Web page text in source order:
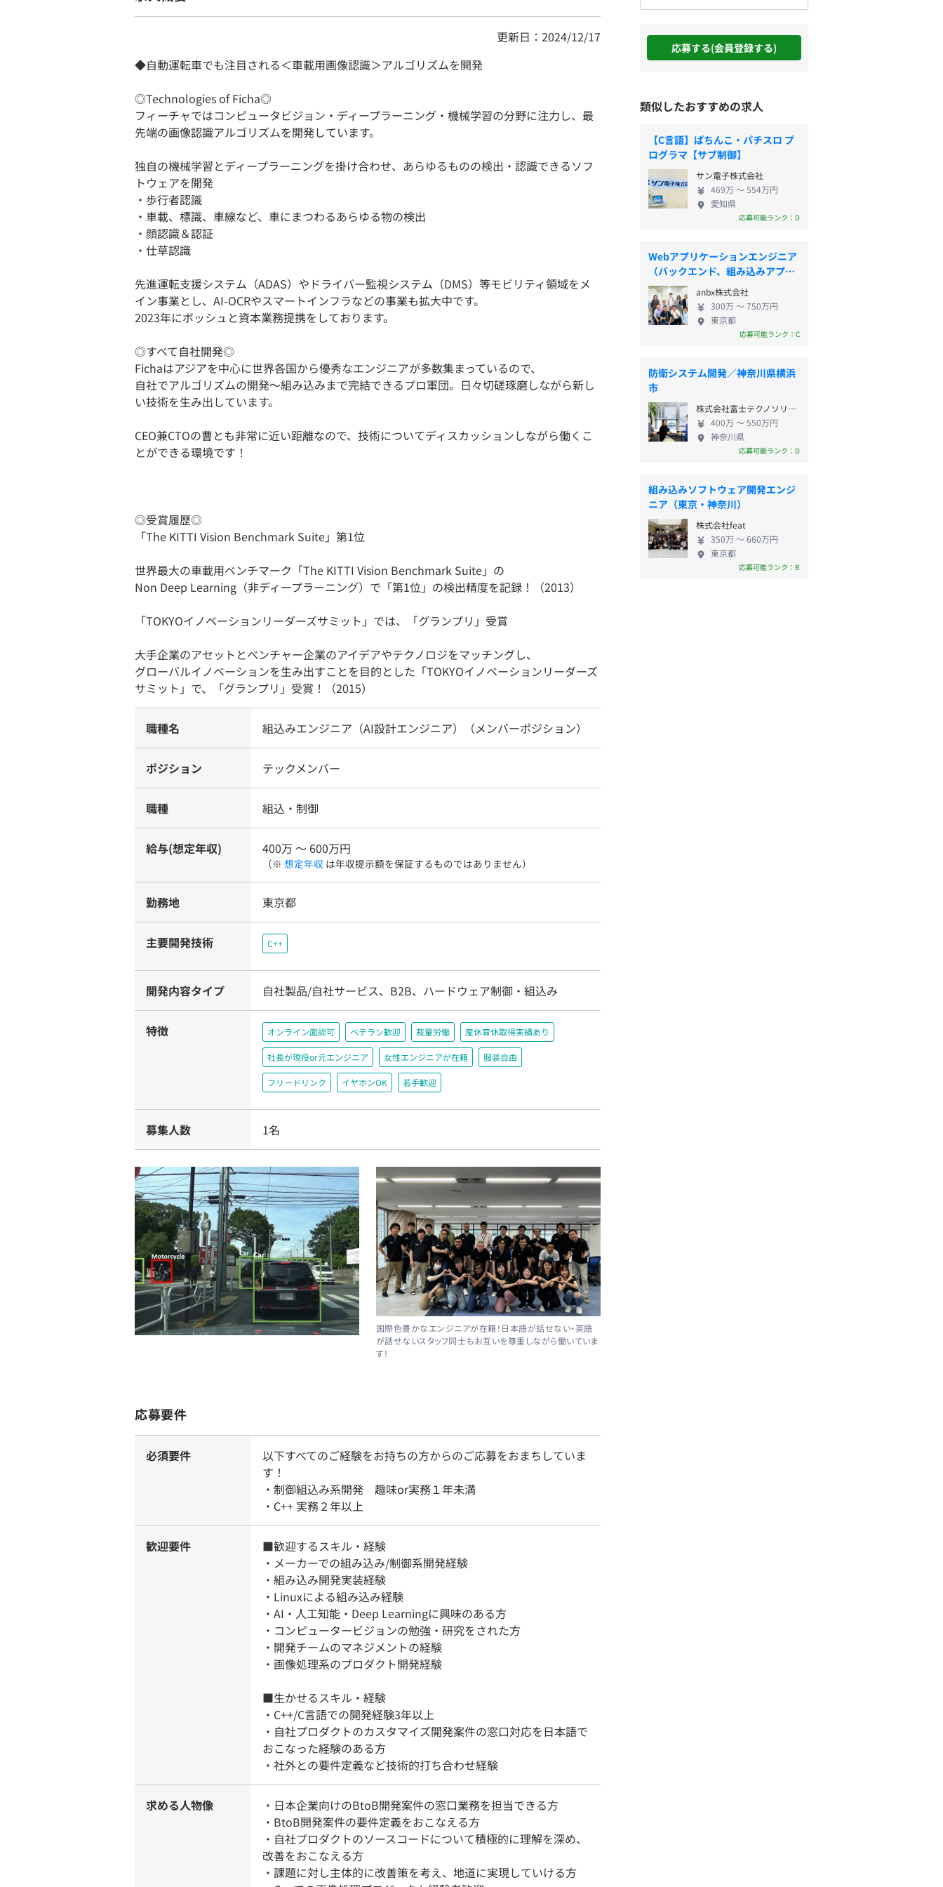
更新日：2024/12/17
◆自動運転車でも注目される＜車載用画像認識＞アルゴリズムを開発
◎Technologies of Ficha◎
フィーチャではコンピュータビジョン・ディープラーニング・機械学習の分野に注力し、最
先端の画像認識アルゴリズムを開発しています。
独自の機械学習とディープラーニングを掛け合わせ、あらゆるものの検出・認識できるソフ
トウェアを開発
・歩行者認識
・車載、標識、車線など、車にまつわるあらゆる物の検出
・顔認識＆認証
・仕草認識
先進運転支援システム（ADAS）やドライバー監視システム（DMS）等モビリティ領域をメ
イン事業とし、AI-OCRやスマートインフラなどの事業も拡大中です。
2023年にボッシュと資本業務提携をしております。
◎すべて自社開発◎
Fichaはアジアを中心に世界各国から優秀なエンジニアが多数集まっているので、
自社でアルゴリズムの開発～組み込みまで完結できるプロ軍団。日々切磋琢磨しながら新し
い技術を生み出しています。
CEO兼CTOの曹とも非常に近い距離なので、技術についてディスカッションしながら働くこ
とができる環境です！
◎受賞履歴◎
「The KITTI Vision Benchmark Suite」第1位
世界最大の車載用ベンチマーク「The KITTI Vision Benchmark Suite」の
Non Deep Learning（非ディープラーニング）で「第1位」の検出精度を記録！（2013）
「TOKYOイノベーションリーダーズサミット」では、「グランプリ」受賞
大手企業のアセットとベンチャー企業のアイデアやテクノロジをマッチングし、
グローバルイノベーションを生み出すことを目的とした「TOKYOイノベーションリーダーズ
サミット」で、「グランプリ」受賞！（2015）
職種名 組込みエンジニア（AI設計エンジニア）（メンバーポジション）
ポジション テックメンバー
職種 組込・制御
給与(想定年収) 400万 〜 600万円
（※ 想定年収 は年収提示額を保証するものではありません）
勤務地 東京都
主要開発技術 C++
開発内容タイプ 自社製品/自社サービス、B2B、ハードウェア制御・組込み
特徴 オンライン面談可 ベテラン歓迎 裁量労働 産休育休取得実績あり
社長が現役or元エンジニア 女性エンジニアが在籍 服装自由
フリードリンク イヤホンOK 若手歓迎
募集人数 1名
国際色豊かなエンジニアが在籍！日本語が話せない・英語
が話せないスタッフ同士もお互いを尊重しながら働いていま
す！
応募要件
必須要件
以下すべてのご経験をお持ちの方からのご応募をおまちしていま
す！
・制御組込み系開発 趣味or実務１年未満
・C++ 実務２年以上
歓迎要件
■歓迎するスキル・経験
・メーカーでの組み込み/制御系開発経験
・組み込み開発実装経験
・Linuxによる組み込み経験
・AI・人工知能・Deep Learningに興味のある方
・コンピュータービジョンの勉強・研究をされた方
・開発チームのマネジメントの経験
・画像処理系のプロダクト開発経験
■生かせるスキル・経験
・C++/C言語での開発経験3年以上
・自社プロダクトのカスタマイズ開発案件の窓口対応を日本語で
おこなった経験のある方
・社外との要件定義など技術的打ち合わせ経験
求める人物像
・日本企業向けのBtoB開発案件の窓口業務を担当できる方
・BtoB開発案件の要件定義をおこなえる方
・自社プロダクトのソースコードについて積極的に理解を深め、
改善をおこなえる方
・課題に対し主体的に改善策を考え、地道に実現していける方
応募する(会員登録する)
類似したおすすめの求人
【C言語】ぱちんこ・パチスロ プ
ログラマ【サブ制御】
サン電子株式会社
469万 〜 554万円
愛知県
応募可能ランク：D
Webアプリケーションエンジニア
（バックエンド、組み込みアプ
リ）
anbx株式会社
300万 〜 750万円
東京都
応募可能ランク：C
防衛システム開発／神奈川県横浜
市
株式会社富士テクノソリューションズ
400万 〜 550万円
神奈川県
応募可能ランク：D
組み込みソフトウェア開発エンジ
ニア（東京・神奈川）
株式会社feat
350万 〜 660万円
東京都
応募可能ランク：B